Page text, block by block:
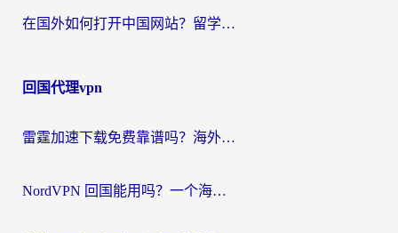
在国外如何打开中国网站？留学生与海外华人的无缝访问指南
回国代理vpn
雷霆加速下载免费靠谱吗？海外党选回国加速器的避坑指南（附热门工具对比）
NordVPN 回国能用吗？一个海外用户必须面对的真实困境